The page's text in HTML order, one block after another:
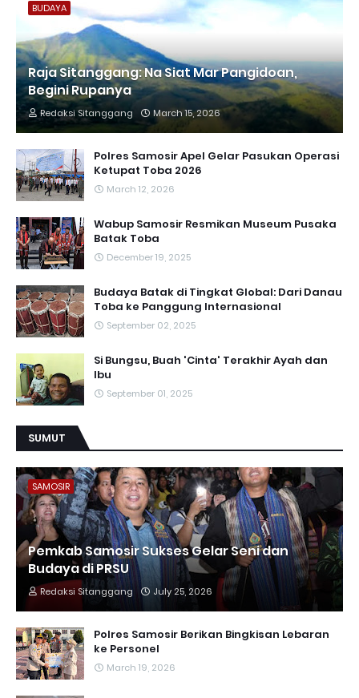
BUDAYA
Raja Sitanggang: Na Siat Mar Pangidoan,
Begini Rupanya
Redaksi Sitanggang March 15, 2026
Polres Samosir Apel Gelar Pasukan Operasi
Ketupat Toba 2026
March 12, 2026
Wabup Samosir Resmikan Museum Pusaka
Batak Toba
December 19, 2025
Budaya Batak di Tingkat Global: Dari Danau
Toba ke Panggung Internasional
September 02, 2025
Si Bungsu, Buah 'Cinta' Terakhir Ayah dan
Ibu
September 01, 2025
SUMUT
SAMOSIR
Pemkab Samosir Sukses Gelar Seni dan
Budaya di PRSU
Redaksi Sitanggang July 25, 2026
Polres Samosir Berikan Bingkisan Lebaran
ke Personel
March 19, 2026